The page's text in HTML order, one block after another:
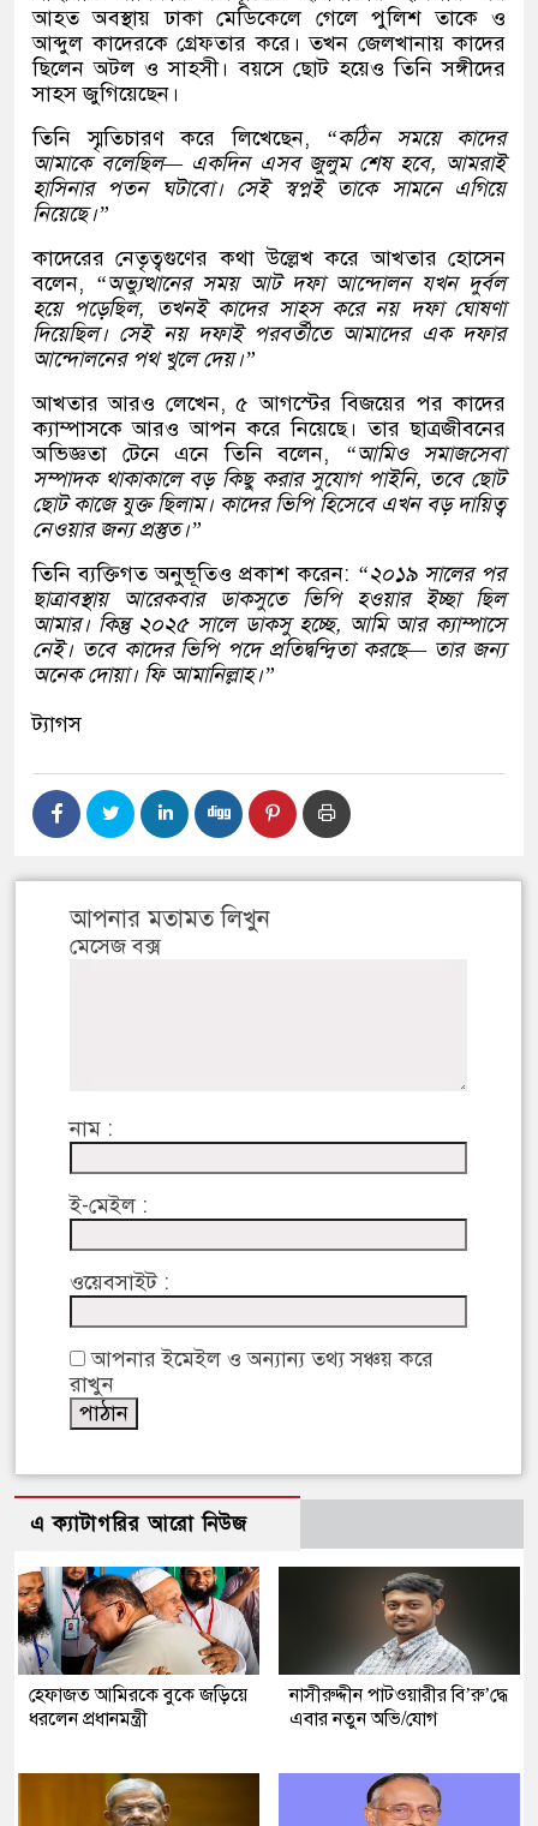
আহত অবস্থায় ঢাকা মেডিকেলে গেলে পুলিশ তাকে ও
আব্দুল কাদেরকে গ্রেফতার করে। তখন জেলখানায় কাদের
ছিলেন অটল ও সাহসী। বয়সে ছোট হয়েও তিনি সঙ্গীদের
সাহস জুগিয়েছেন।
তিনি স্মৃতিচারণ করে লিখেছেন, “কঠিন সময়ে কাদের
আমাকে বলেছিল— একদিন এসব জুলুম শেষ হবে, আমরাই
হাসিনার পতন ঘটাবো। সেই স্বপ্নই তাকে সামনে এগিয়ে
নিয়েছে।”
কাদেরের নেতৃত্বগুণের কথা উল্লেখ করে আখতার হোসেন
বলেন, “অভ্যুত্থানের সময় আট দফা আন্দোলন যখন দুর্বল
হয়ে পড়েছিল, তখনই কাদের সাহস করে নয় দফা ঘোষণা
দিয়েছিল। সেই নয় দফাই পরবর্তীতে আমাদের এক দফার
আন্দোলনের পথ খুলে দেয়।”
আখতার আরও লেখেন, ৫ আগস্টের বিজয়ের পর কাদের
ক্যাম্পাসকে আরও আপন করে নিয়েছে। তার ছাত্রজীবনের
অভিজ্ঞতা টেনে এনে তিনি বলেন,
“আমিও সমাজসেবা
সম্পাদক থাকাকালে বড় কিছু করার সুযোগ পাইনি, তবে ছোট
ছোট কাজে যুক্ত ছিলাম। কাদের ভিপি হিসেবে এখন বড় দায়িত্ব
নেওয়ার জন্য প্রস্তুত।”
তিনি ব্যক্তিগত অনুভূতিও প্রকাশ করেন: “২০১৯ সালের পর
ছাত্রাবস্থায় আরেকবার ডাকসুতে ভিপি হওয়ার ইচ্ছা ছিল
আমার। কিন্তু ২০২৫ সালে ডাকসু হচ্ছে, আমি আর ক্যাম্পাসে
নেই। তবে কাদের ভিপি পদে প্রতিদ্বন্দ্বিতা করছে— তার জন্য
অনেক দোয়া। ফি আমানিল্লাহ।”
ট্যাগস
আপনার মতামত লিখুন
মেসেজ বক্স
নাম :
ই-মেইল :
ওয়েবসাইট :
আপনার ইমেইল ও অন্যান্য তথ্য সঞ্চয় করে
রাখুন
এ ক্যাটাগরির আরো নিউজ
হেফাজত আমিরকে বুকে জড়িয়ে
ধরলেন প্রধানমন্ত্রী
নাসীরুদ্দীন পাটওয়ারীর বি’রু’দ্ধে
এবার নতুন অভি/যোগ